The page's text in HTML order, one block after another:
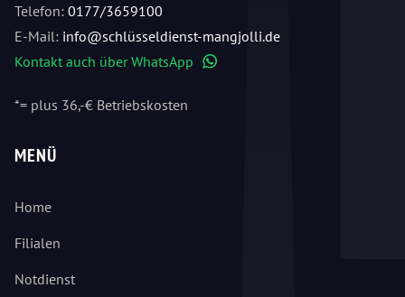
Telefon: 0177/3659100
E-Mail: info@schlüsseldienst-mangjolli.de
Kontakt auch über WhatsApp
*= plus 36,-€ Betriebskosten
MENÜ
Home
Filialen
Notdienst